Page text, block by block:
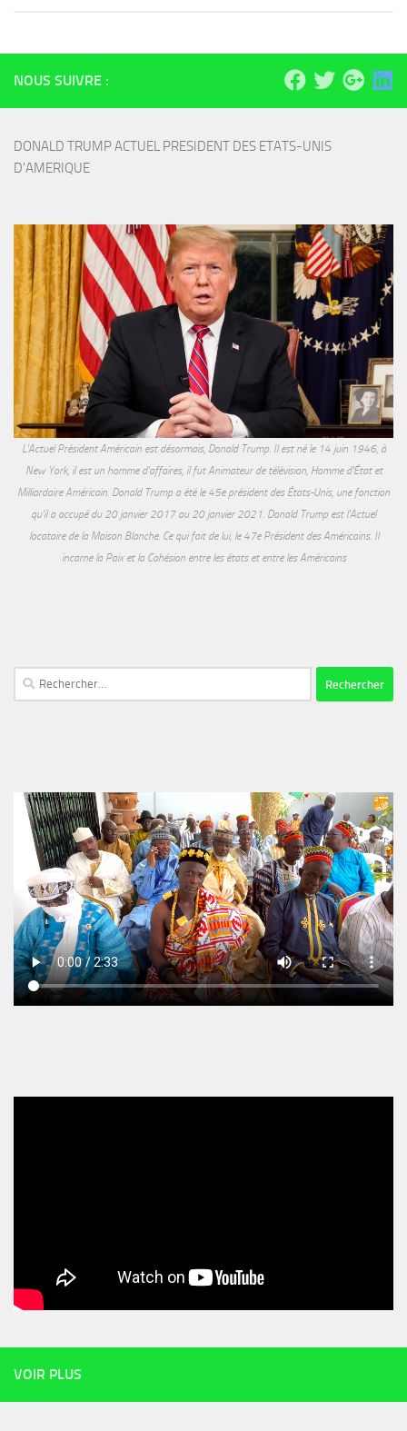
NOUS SUIVRE :
DONALD TRUMP ACTUEL PRESIDENT DES ETATS-UNIS
D'AMERIQUE
L'Actuel Président Américain est désormais, Donald Trump. Il est né le 14 juin 1946, à
New York, il est un homme d'affaires, il fut Animateur de télévision, Homme d'État et
Milliardaire Américain. Donald Trump a été le 45e président des États-Unis, une fonction
qu'il a occupé du 20 janvier 2017 au 20 janvier 2021. Donald Trump est l'Actuel
locataire de la Maison Blanche. Ce qui fait de lui, le 47e Président des Américains. Il
incarne la Paix et la Cohésion entre les états et entre les Américains
Rechercher :
VOIR PLUS